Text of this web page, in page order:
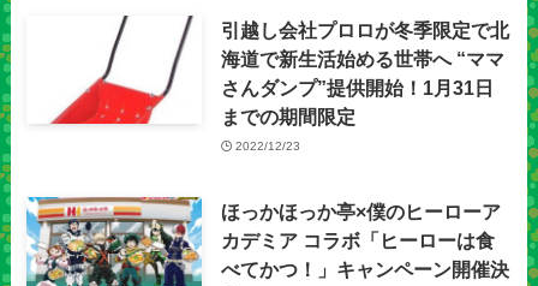
引越し会社プロロが冬季限定で北
海道で新生活始める世帯へ “ママ
さんダンプ”提供開始！1月31日
までの期間限定
2022/12/23
ほっかほっか亭×僕のヒーローア
カデミア コラボ「ヒーローは食
べてかつ！」キャンペーン開催決